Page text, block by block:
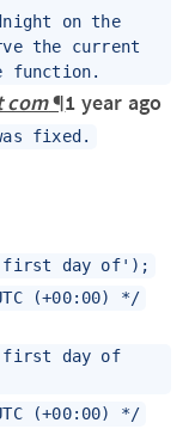
on the
the current
function.
com¶1 year ago
fixed.
first day of');
(+00:00) */
first day of
(+00:00) */